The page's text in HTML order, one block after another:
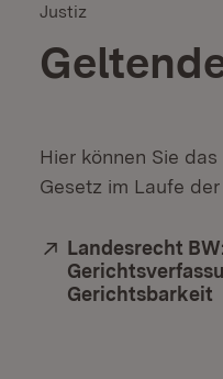
Justiz
Hier können Sie
Gesetz im Laufe
Extern:
Landesrecht
Gerichtsbarkeit